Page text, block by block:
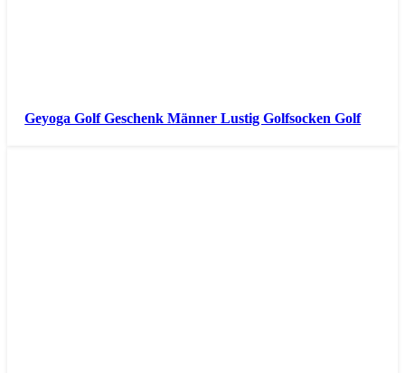
Geyoga Golf Geschenk Männer Lustig Golfsocken Golf